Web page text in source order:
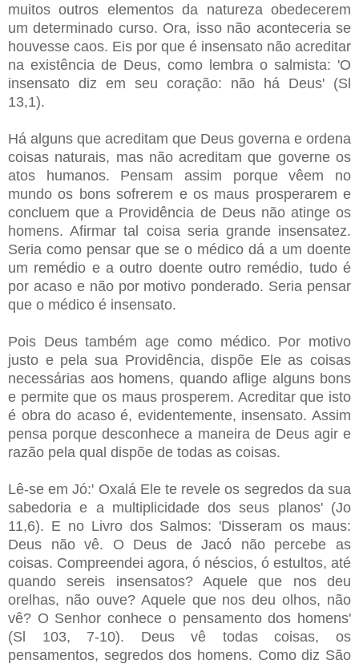
muitos outros elementos da natureza obedecerem
um determinado curso. Ora, isso não aconteceria se
houvesse caos. Eis por que é insensato não acreditar
na existência de Deus, como lembra o salmista: 'O
insensato diz em seu coração: não há Deus' (Sl
13,1).
Há alguns que acreditam que Deus governa e ordena
coisas naturais, mas não acreditam que governe os
atos humanos. Pensam assim porque vêem no
mundo os bons sofrerem e os maus prosperarem e
concluem que a Providência de Deus não atinge os
homens. Afirmar tal coisa seria grande insensatez.
Seria como pensar que se o médico dá a um doente
um remédio e a outro doente outro remédio, tudo é
por acaso e não por motivo ponderado. Seria pensar
que o médico é insensato.
Pois Deus também age como médico. Por motivo
justo e pela sua Providência, dispõe Ele as coisas
necessárias aos homens, quando aflige alguns bons
e permite que os maus prosperem. Acreditar que isto
é obra do acaso é, evidentemente, insensato. Assim
pensa porque desconhece a maneira de Deus agir e
razão pela qual dispõe de todas as coisas.
Lê-se em Jó:' Oxalá Ele te revele os segredos da sua
sabedoria e a multiplicidade dos seus planos' (Jo
11,6). E no Livro dos Salmos: 'Disseram os maus:
Deus não vê. O Deus de Jacó não percebe as
coisas. Compreendei agora, ó néscios, ó estultos, até
quando sereis insensatos? Aquele que nos deu
orelhas, não ouve? Aquele que nos deu olhos, não
vê? O Senhor conhece o pensamento dos homens'
(Sl 103, 7-10). Deus vê todas coisas, os
pensamentos, segredos dos homens. Como diz São